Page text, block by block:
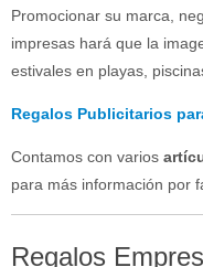
Promocionar su marca,
impresas hará que la
estivales en playas,
Regalos Publicitarios
Contamos con varios
para más información por
Regalos